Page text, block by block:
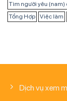
Tìm người yêu (nam)
Tổng Hợp
Việc làm
Dịch vụ xem